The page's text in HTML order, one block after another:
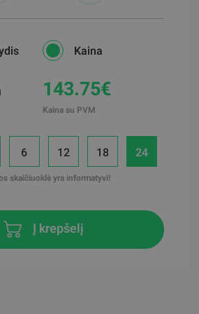
Kaina
143.75€
Kaina su PVM
6 12 18 24
skaičiuoklė yra informatyvi!
Į krepšelį